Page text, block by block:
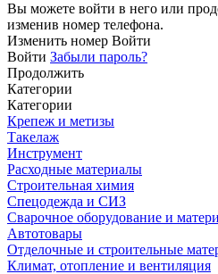
Вы можете войти в него или
изменив номер телефона.
Изменить номер Войти
Войти Забыли пароль?
Продолжить
Категории
Категории
Крепеж и метизы
Такелаж
Инструмент
Расходные материалы
Строительная химия
Спецодежда и СИЗ
Сварочное оборудование и
Автотовары
Отделочные и строительные
Климат, отопление и вентиляция